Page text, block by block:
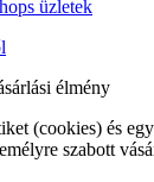
üzletek
élmény
(cookies) és
szabott